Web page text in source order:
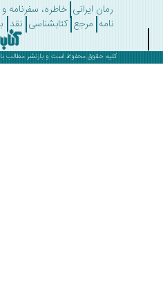
رمان ایرانی خاطره، سفرنامه و روایت
مرجع کتابشناسی نقد بایگانی
کلیه حقوق محفوظ است و بازنشر مطالب با ذکرکتاب